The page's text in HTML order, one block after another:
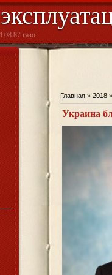
08 87 газо
Главная » 2018 »
Украина